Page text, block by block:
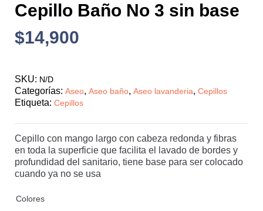
Cepillo Baño No 3 sin base
$14,900
SKU: N/D
Categorías: Aseo, Aseo baño, Aseo lavanderia, Cepillos
Etiqueta: Cepillos
Cepillo con mango largo con cabeza redonda y fibras
en toda la superficie que facilita el lavado de bordes y
profundidad del sanitario, tiene base para ser colocado
cuando ya no se usa
Colores